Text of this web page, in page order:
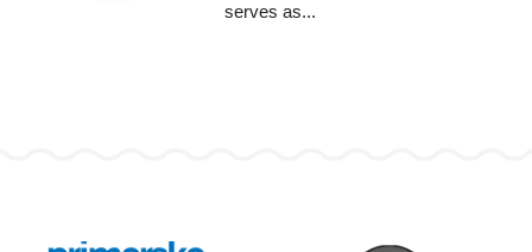
serves as...